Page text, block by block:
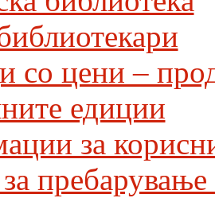
со цени –
едиции
за